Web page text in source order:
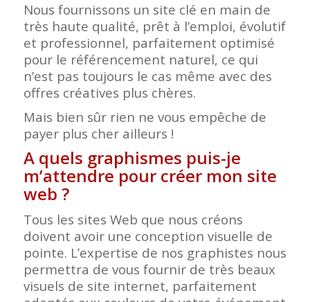
Nous fournissons un site clé en main de
très haute qualité, prêt à l’emploi, évolutif
et professionnel, parfaitement optimisé
pour le référencement naturel, ce qui
n’est pas toujours le cas même avec des
offres créatives plus chères.
Mais bien sûr rien ne vous empêche de
payer plus cher ailleurs !
A quels graphismes puis-je
m’attendre pour créer mon site
web ?
Tous les sites Web que nous créons
doivent avoir une conception visuelle de
pointe. L’expertise de nos graphistes nous
permettra de vous fournir de très beaux
visuels de site internet, parfaitement